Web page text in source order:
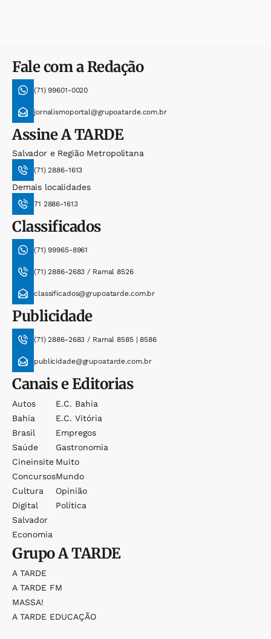
Fale com a Redação
(71) 99601-0020
jornalismoportal@grupoatarde.com.br
AssineA TARDE
Salvador e Região Metropolitana
(71) 2886-1613
Demais localidades
71 2886-1613
Classificados
(71) 99965-8961
(71) 2886-2683 / Ramal 8526
classificados@grupoatarde.com.br
Publicidade
(71) 2886-2683 / Ramal 8585 | 8586
publicidade@grupoatarde.com.br
Canais e Editorias
Autos
Bahia
Brasil
Saúde
Cineinsite
Concursos
Cultura
Digital
Salvador
Economia
E.c. Bahia
E.c. Vitória
Empregos
Gastronomia
Muito
Mundo
Opinião
Política
GrupoA TARDE
A TARDE
A TARDE FM
MASSA!
A TARDE EDUCAÇÃO